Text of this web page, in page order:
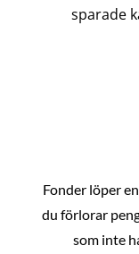
sparade
Fonder löper
du förlorar
som inte